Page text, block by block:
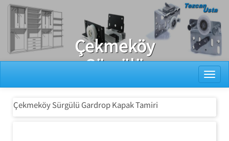
Ray Dolap Tamiri
Çekmeköy
Sürgülü
Gardrop Kapak
Tamiri
Çekmeköy Sürgülü Gardrop Kapak Tamiri